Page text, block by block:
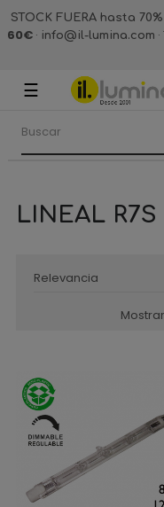
STOCK FUERA hasta
60€· info@il-lumina.com
Navegación
palanca
☰
LINEAL
Relevancia